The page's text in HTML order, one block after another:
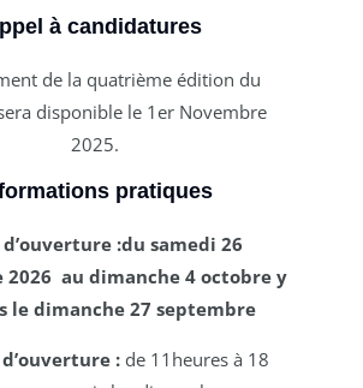
à candidatures
de la quatrième édition du
disponible le 1er Novembre
2025.
pratiques
d’ouverture :du samedi 26
2026 au dimanche 4 octobre y
le dimanche 27 septembre
: de 11heures à 18